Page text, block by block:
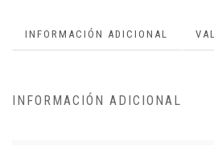
INFORMACIÓN ADICIONAL
INFORMACIÓN ADICIONAL